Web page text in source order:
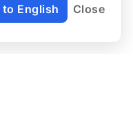
English Close